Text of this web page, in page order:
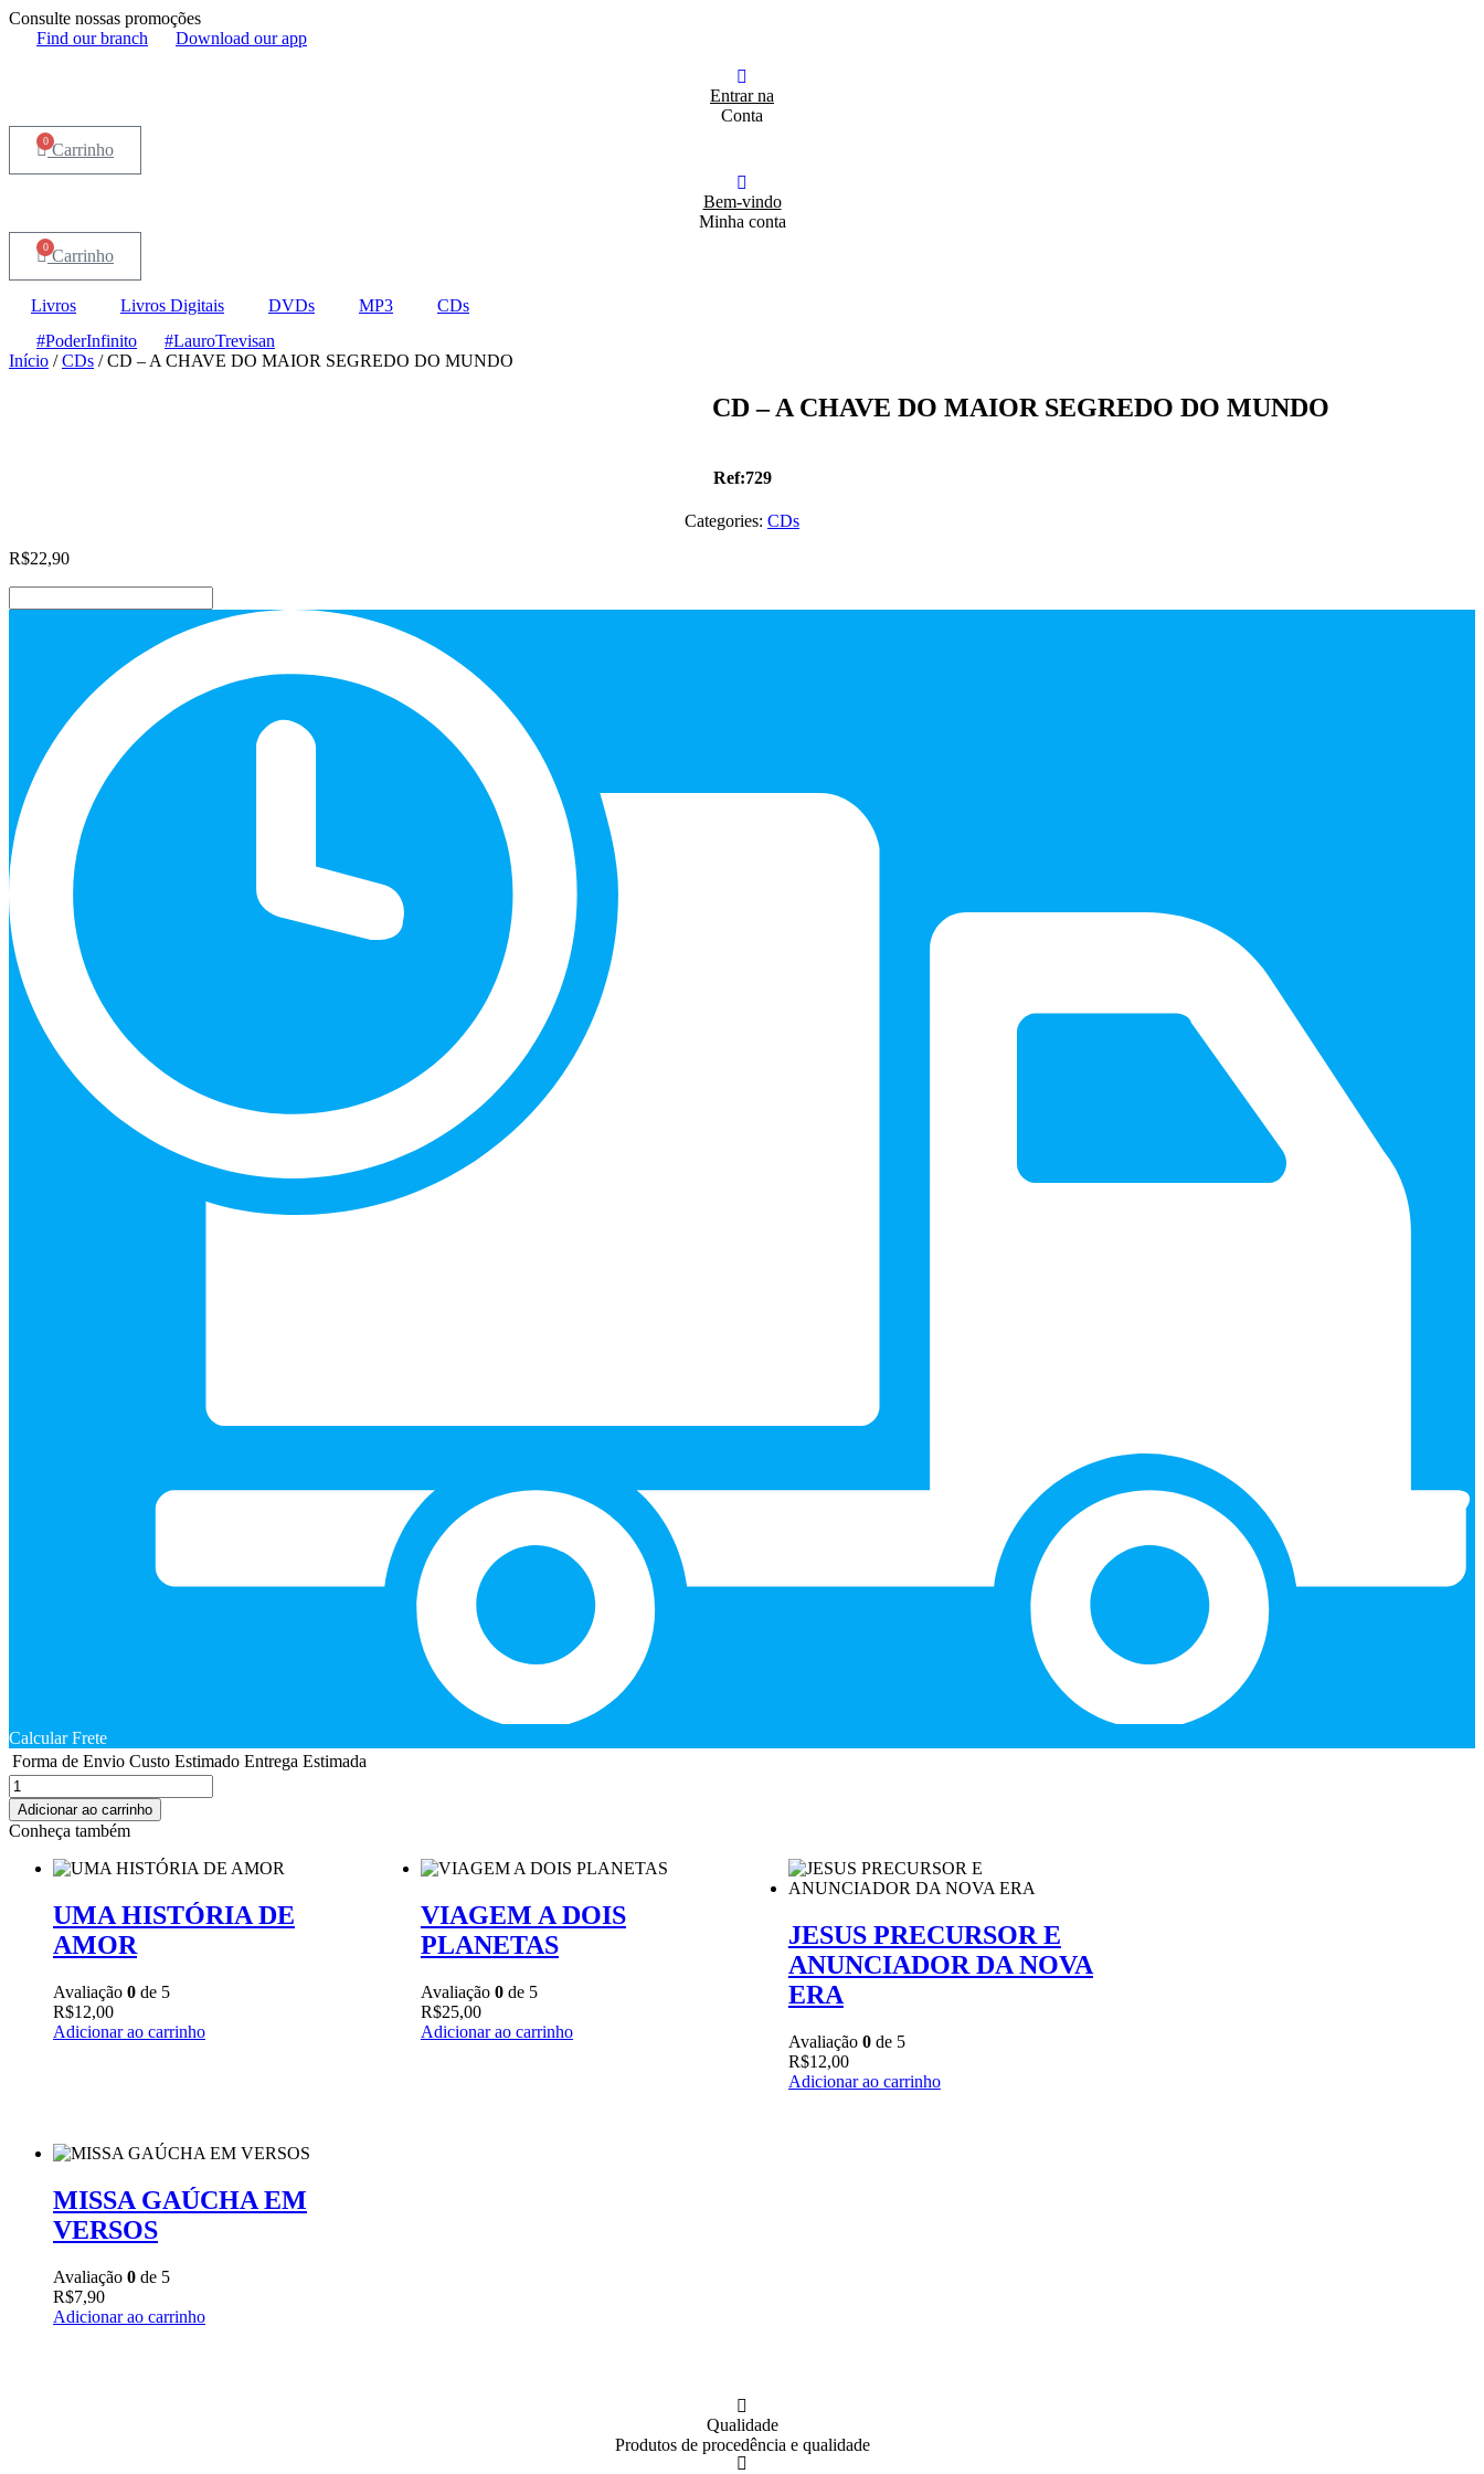
Consulte nossas promoções
Find our branch
Download our app
Entrar na
Conta
0 Carrinho
Bem-vindo
Minha conta
0 Carrinho
Livros Livros Digitais DVDs MP3
CDs
#PoderInfinito
#LauroTrevisan
Início /CDs / CD – A CHAVE DO MAIOR SEGREDO DO MUNDO
CD – A CHAVE DO MAIOR SEGREDO DO MUNDO
Ref:729
Categories: CDs
R$22,90
Calcular Frete
Forma de Envio Custo Estimado Entrega Estimada
CD
-
A
CHAVE
MAIOR
SEGREDO
MUNDO
quantidade
Adicionar ao carrinho
Conheça também
UMA HISTÓRIA DE
AMOR
Avaliação 0 de 5
R$12,00
Adicionar ao carrinho
VIAGEM A DOIS
PLANETAS
Avaliação 0de 5
R$25,00
Adicionar ao carrinho
JESUS PRECURSOR E
ANUNCIADOR DA NOVA
ERA
Avaliação 0de 5
R$12,00
Adicionar ao carrinho
MISSA GAÚCHA EM
VERSOS
Avaliação 0 de 5
R$7,90
Adicionar ao carrinho
Qualidade
Produtos de procedência e qualidade